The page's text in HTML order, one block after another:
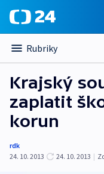
Rubriky
Krajský
zaplatit
korun
rdk
24. 10. 2013
24. 10. 2013 |